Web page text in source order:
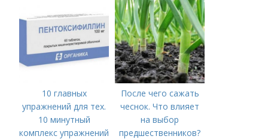
10 главных
упражнений для тех.
10 минутный
комплекс упражнений
После чего сажать
чеснок. Что влияет
на выбор
предшественников?